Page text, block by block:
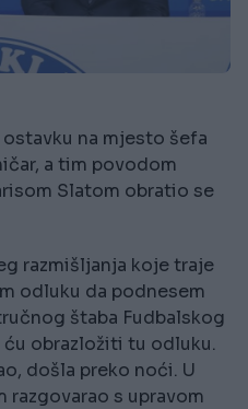
na mjesto šefa
a tim povodom
Slatom obratio se
razmišljanja koje traje
odluku da podnesem
štaba Fudbalskog
ću obrazložiti tu odluku.
došla preko noći. U
razgovarao s upravom